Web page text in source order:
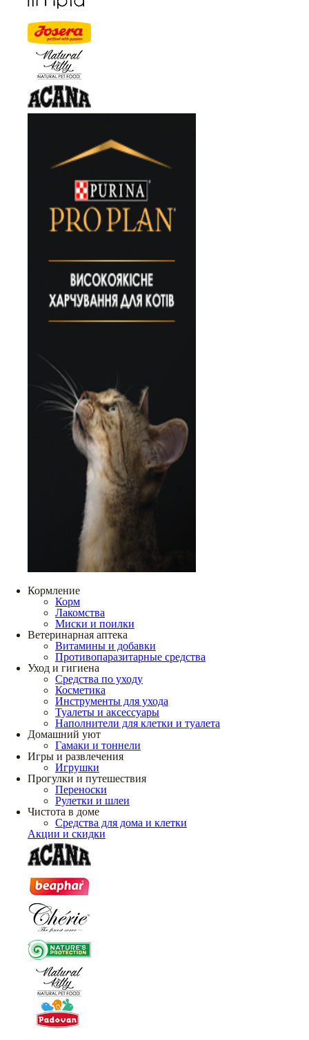
Кормление
Корм
Лакомства
Миски и поилки
Ветеринарная аптека
Витамины и добавки
Противопаразитарные средства
Уход и гигиена
Средства по уходу
Косметика
Инструменты для ухода
Туалеты и аксессуары
Наполнители для клетки и туалета
Домашний уют
Гамаки и тоннели
Игры и развлечения
Игрушки
Прогулки и путешествия
Переноски
Рулетки и шлеи
Чистота в доме
Средства для дома и клетки
Акции и скидки